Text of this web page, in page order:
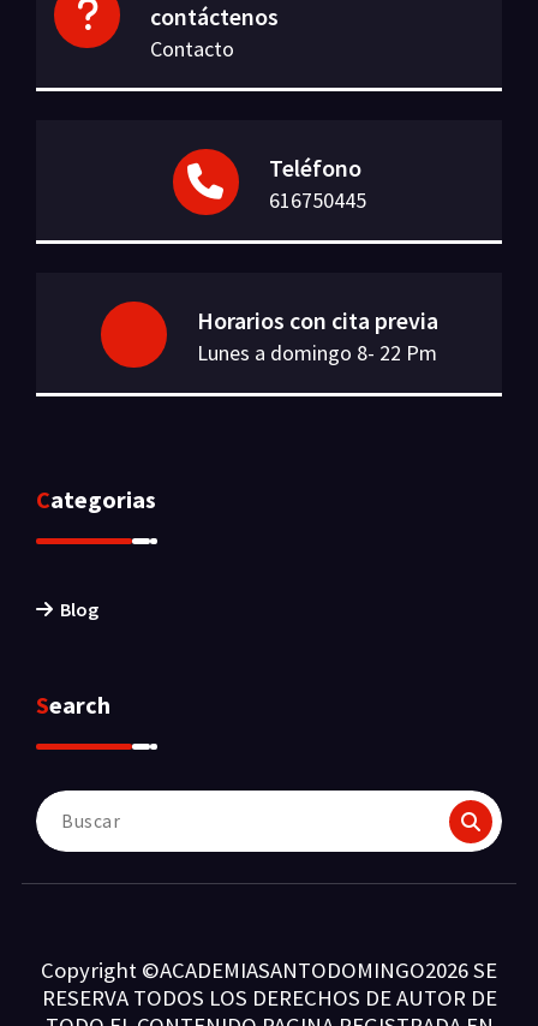
contáctenos
Contacto
Teléfono
616750445
Horarios con cita previa
Lunes a domingo 8- 22 Pm
Categorias
Blog
Search
Buscar:
Copyright ©ACADEMIASANTODOMINGO2026 SE
RESERVA TODOS LOS DERECHOS DE AUTOR DE